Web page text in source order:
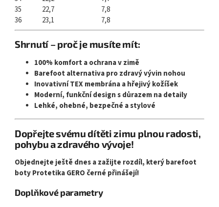
35
22,7
7,8
36
23,1 7,8
Shrnutí – proč je musíte mít:
100% komfort a ochrana v zimě
Barefoot alternativa pro zdravý vývin nohou
Inovativní TEX membrána a hřejivý kožíšek
Moderní, funkční design s důrazem na detaily
Lehké, ohebné, bezpečné a stylové
Dopřejte svému dítěti zimu plnou radosti,
pohybu a zdravého vývoje!
Objednejte ještě dnes a zažijte rozdíl, který barefoot
boty Protetika GERO černé přinášejí!
Doplňkové parametry